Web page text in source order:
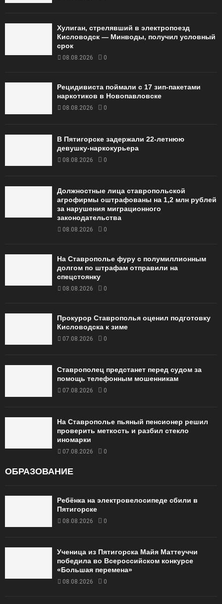
Хулиган, стрелявший в электропоезд
Кисловодск — Минводы, получил условный
срок
08.08.2026 0
Рецидивиста поймали с 17 зип-пакетами
наркотиков в Новопавловске
08.08.2026 0
В Пятигорске задержали 22-летнюю
девушку-наркокурьера
08.08.2026 0
Должностные лица ставропольской
агрофирмы оштрафованы на 1,2 млн рублей
за нарушения миграционного
законодательства
08.08.2026 0
На Ставрополье фуру с полумиллионным
долгом по штрафам отправили на
спецстоянку
08.08.2026 0
Прокурор Ставрополья оценил подготовку
Кисловодска к зиме
07.08.2026 0
Ставрополец предстанет перед судом за
помощь телефонным мошенникам
07.08.2026 0
На Ставрополье пьяный пенсионер решил
проверить меткость и разбил стекло
иномарки
07.08.2026 0
ОБРАЗОВАНИЕ
Ребёнка на электровелосипеде сбили в
Пятигорске
08.08.2026 0
Ученица из Пятигорска Майя Маттеуччи
победила во Всероссийском конкурсе
«Большая перемена»
08.08.2026 0